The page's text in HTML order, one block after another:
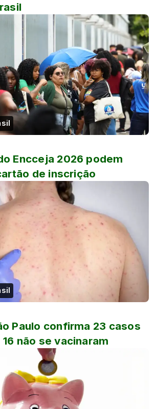
Encceja 2026 podem
de inscrição
Paulo confirma 23 casos
não se vacinaram